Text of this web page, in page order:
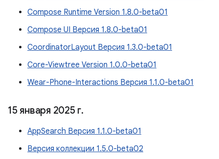
Compose Runtime Version 1.8.0-beta01
Compose UI Версия 1.8.0-beta01
CoordinatorLayout Версия 1.3.0-beta01
Core-Viewtree Version 1.0.0-beta01
Wear-Phone-Interactions Версия 1.1.0-beta01
15 января 2025 г.
AppSearch Версия 1.1.0-beta01
Версия коллекции 1.5.0-beta02